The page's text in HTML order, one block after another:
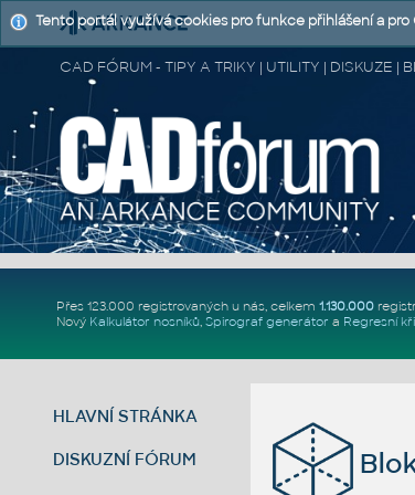
CAD FÓRUM - TIPY A TRIKY | UTILITY | DISKUZE
Přes 123.000 registrovaných u nás, celkem 1.130.000
Nový Kalkulátor nosníků, Spirograf generátor a Regresní
HLAVNÍ STRÁNKA
DISKUZNÍ FÓRUM
Tento portál využívá cookies pro funkce přihlášení a